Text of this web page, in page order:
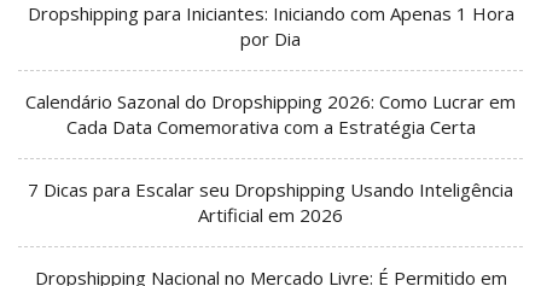
Dropshipping para Iniciantes: Iniciando com Apenas 1 Hora
por Dia
Calendário Sazonal do Dropshipping 2026: Como Lucrar em
Cada Data Comemorativa com a Estratégia Certa
7 Dicas para Escalar seu Dropshipping Usando Inteligência
Artificial em 2026
Dropshipping Nacional no Mercado Livre: É Permitido em